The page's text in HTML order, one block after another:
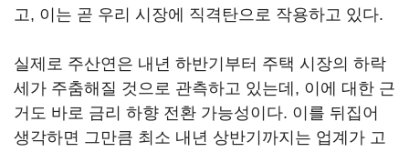
고, 이는 곧 우리 시장에 직격탄으로 작용하고 있다.
실제로 주산연은 내년 하반기부터 주택 시장의 하락
세가 주춤해질 것으로 관측하고 있는데, 이에 대한 근
거도 바로 금리 하향 전환 가능성이다. 이를 뒤집어
생각하면 그만큼 최소 내년 상반기까지는 업계가 고